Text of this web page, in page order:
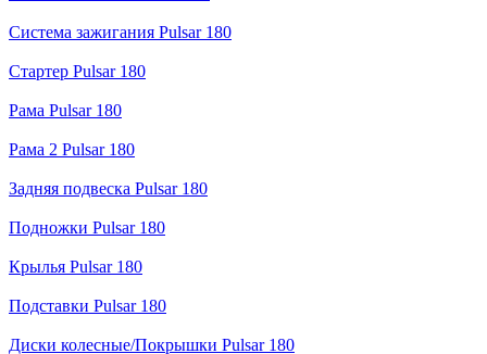
Система зажигания Pulsar 180
Стартер Pulsar 180
Рама Pulsar 180
Рама 2 Pulsar 180
Задняя подвеска Pulsar 180
Подножки Pulsar 180
Крылья Pulsar 180
Подставки Pulsar 180
Диски колесные/Покрышки Pulsar 180